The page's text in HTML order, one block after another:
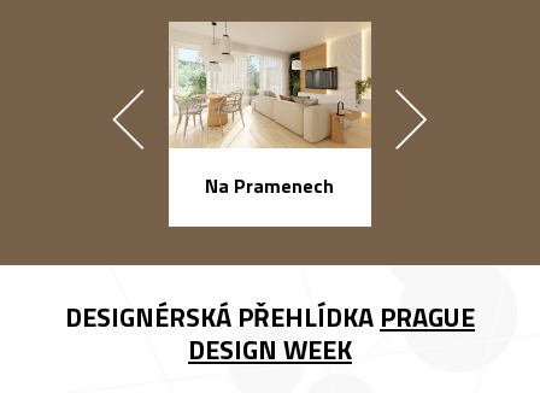
Na Pramenech
DESIGNÉRSKÁ PŘEHLÍDKA PRAGUE
DESIGN WEEK